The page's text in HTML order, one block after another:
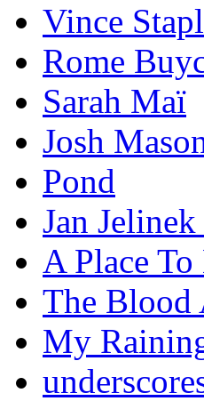
Vince
Rome
Sarah Maï
Josh
Pond
Jan
A Place
The Blood
My